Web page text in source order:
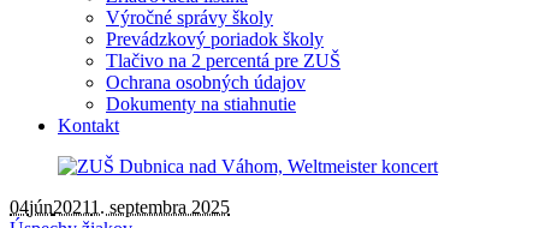
Výročné správy školy
Prevádzkový poriadok školy
Tlačivo na 2 percentá pre ZUŠ
Ochrana osobných údajov
Dokumenty na stiahnutie
Kontakt
04jún20211. septembra 2025